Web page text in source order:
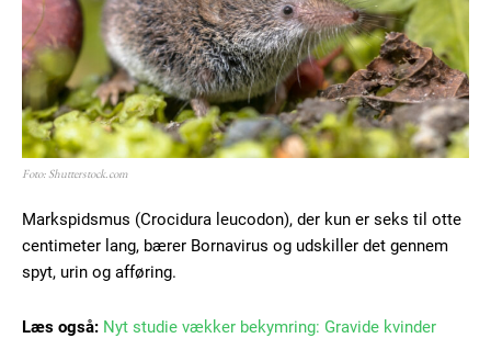
Foto: Shutterstock.com
Markspidsmus (Crocidura leucodon), der kun er seks til otte
centimeter lang, bærer Bornavirus og udskiller det gennem
spyt, urin og afføring.
Læs også: Nyt studie vækker bekymring: Gravide kvinder